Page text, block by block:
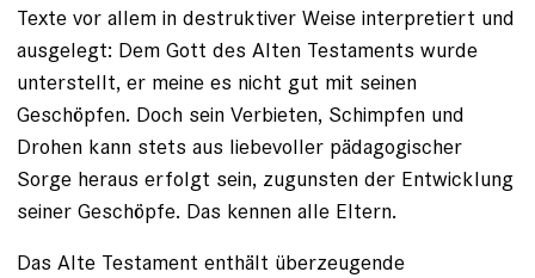
Texte vor allem in destruktiver Weise interpretiert und
ausgelegt: Dem Gott des Alten Testaments wurde
unterstellt, er meine es nicht gut mit seinen
Geschöpfen. Doch sein Verbieten, Schimpfen und
Drohen kann stets aus liebevoller pädagogischer
Sorge heraus erfolgt sein, zugunsten der Entwicklung
seiner Geschöpfe. Das kennen alle Eltern.
Das Alte Testament enthält überzeugende